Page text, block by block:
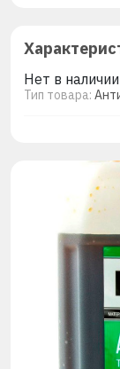
Нет в наличии
Тип товара: